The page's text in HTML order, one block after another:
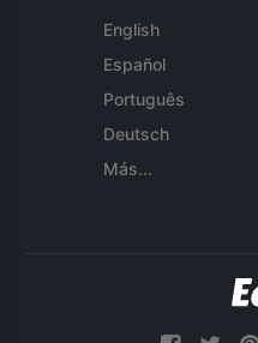
English
Español
Português
Deutsch
Más...